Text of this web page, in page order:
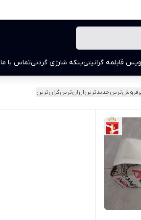
قابلمه گرانیتیپنکه شارژی گردنیتماس با ما
جدیدترینارزان‌ترینگران‌ترین